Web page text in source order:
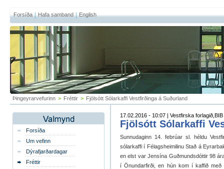
Forsíða Hafa samband English
Þingeyrarvefurinn > Fréttir > Fjölsótt Sólarkaffi Vestfirðinga á Suðurland
Forsíða
Um vefinn
Dýrafjarðardagar
Fréttir
17.02.2016 - 10:07 | Vestfirska forlagið,BIB
Fjölsótt Sólarkaffi
Sunnudaginn 14. febrúar sl. héldu
sólarkaffi í Félagsheimilinu Stað á
en elst var Jensína Guðmundsdóttir 98
í Önundarfirði, en hún kom í kaffið